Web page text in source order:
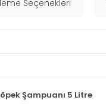
Seçenekleri
Şampuanı 5 Litre